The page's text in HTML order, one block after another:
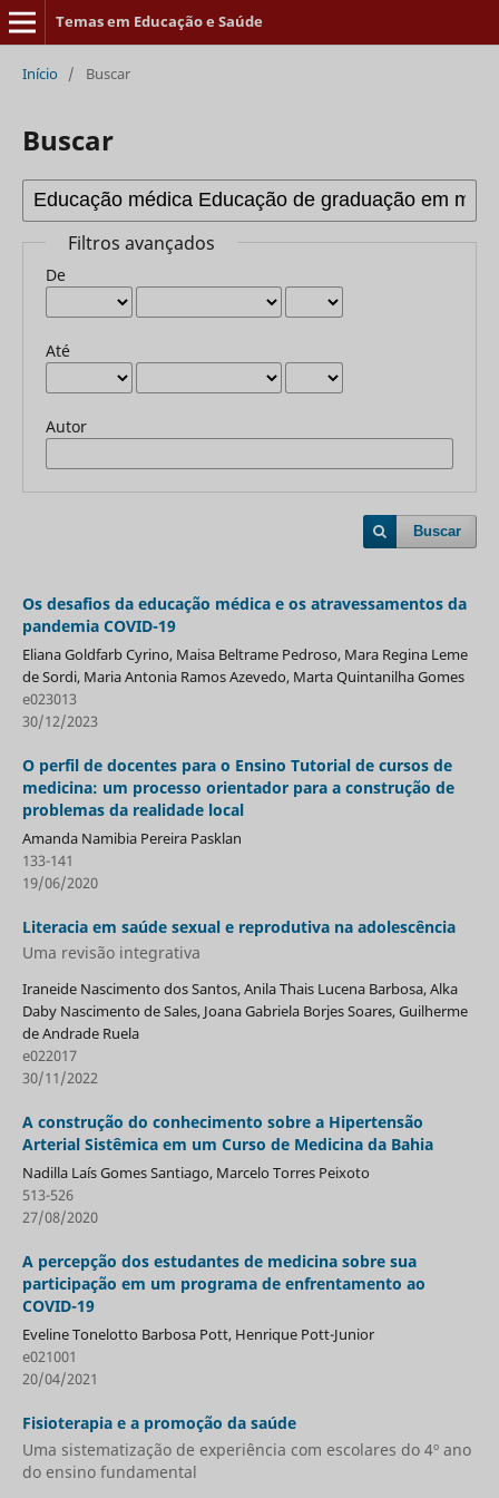
Temas em Educação e Saúde
Início / Buscar
Buscar
Filtros avançados
De
Até
Autor
Buscar
Os desafios da educação médica e os atravessamentos da
pandemia COVID-19
Eliana Goldfarb Cyrino, Maisa Beltrame Pedroso, Mara Regina Leme
de Sordi, Maria Antonia Ramos Azevedo, Marta Quintanilha Gomes
e023013
30/12/2023
O perfil de docentes para o Ensino Tutorial de cursos de
medicina: um processo orientador para a construção de
problemas da realidade local
Amanda Namibia Pereira Pasklan
133-141
19/06/2020
Literacia em saúde sexual e reprodutiva na adolescência
Uma revisão integrativa
Iraneide Nascimento dos Santos, Anila Thais Lucena Barbosa, Alka
Daby Nascimento de Sales, Joana Gabriela Borjes Soares, Guilherme
de Andrade Ruela
e022017
30/11/2022
A construção do conhecimento sobre a Hipertensão
Arterial Sistêmica em um Curso de Medicina da Bahia
Nadilla Laís Gomes Santiago, Marcelo Torres Peixoto
513-526
27/08/2020
A percepção dos estudantes de medicina sobre sua
participação em um programa de enfrentamento ao
COVID-19
Eveline Tonelotto Barbosa Pott, Henrique Pott-Junior
e021001
20/04/2021
Fisioterapia e a promoção da saúde
Uma sistematização de experiência com escolares do 4º ano
do ensino fundamental